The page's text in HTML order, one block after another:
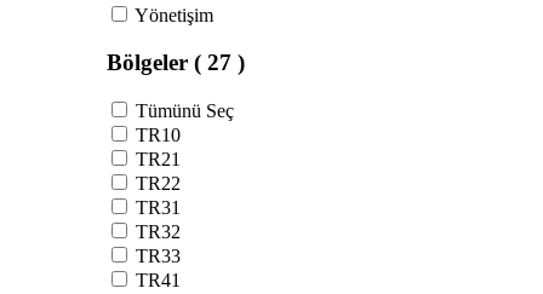
Yönetişim
Bölgeler ( 27 )
Tümünü Seç
TR10
TR21
TR22
TR31
TR32
TR33
TR41